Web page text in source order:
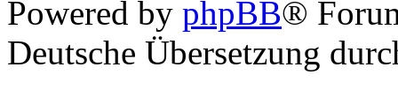
Powered by phpBB®
Deutsche Übersetzung